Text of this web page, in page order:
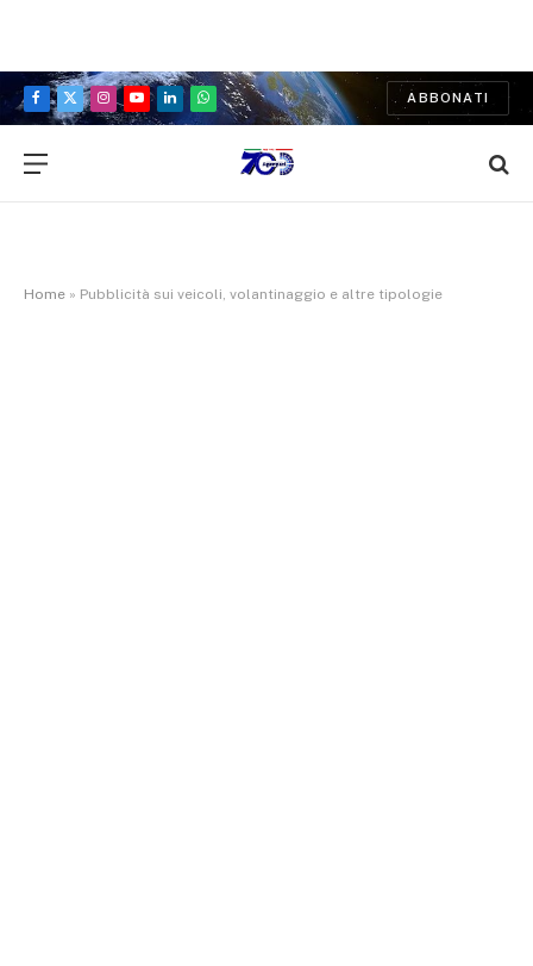
Facebook
X
Instagram
YouTubeLinkedInWhatsApp
ABBONATI
Home » Pubblicità sui veicoli, volantinaggio e altre tipologie